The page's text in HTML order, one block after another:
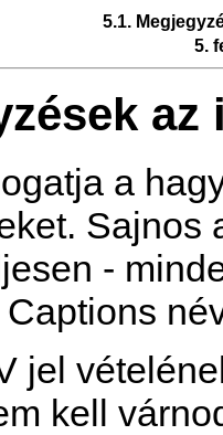
5.1.
5.
a
Sajnos
-
jel
kell